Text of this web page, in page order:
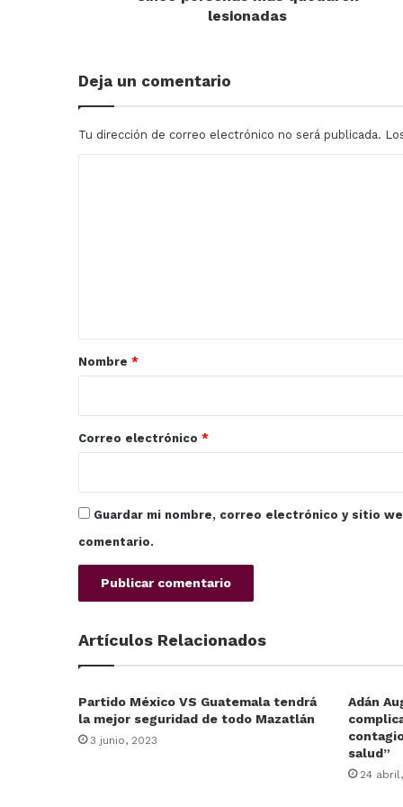
lesionadas
Deja un comentario
Tu dirección de correo electrónico no será publicada.
r
*
Nombre *
Correo electrónico *
Guardar mi nombre, correo electrónico y sitio
comentario.
Artículos Relacionados
Partido México VS Guatemala tendrá
la mejor seguridad de todo Mazatlán
3 junio, 2023
Adán
salud”
24